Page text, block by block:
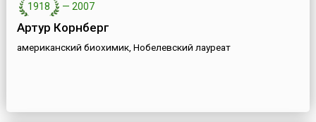
1918 — 2007
Артур Корнберг
американский биохимик, Нобелевский лауреат